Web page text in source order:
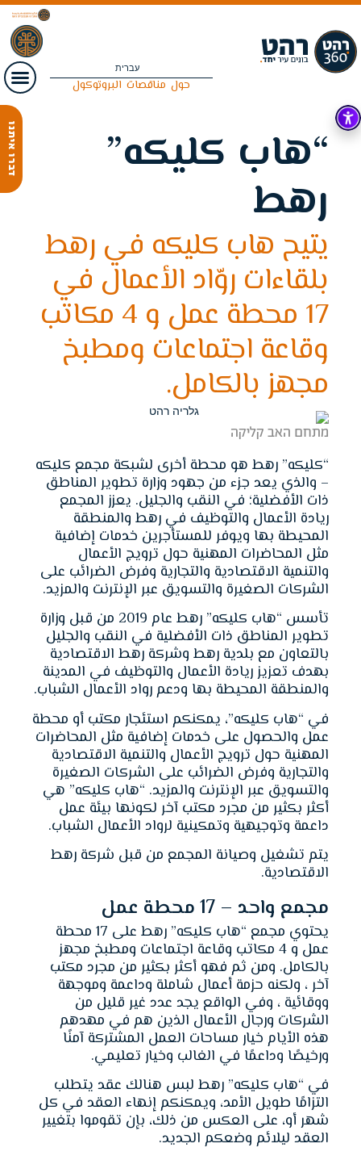
עברית
حول مناقصات البروتوكول
“هاب كليكه”
رهط
يتيح هاب كليكه في رهط
بلقاءات روّاد الأعمال في
17 محطة عمل و 4 مكاتب
وقاعة اجتماعات ومطبخ
مجهز بالكامل.
מתחם האב קליקה
“كليكه” رهط هو محطة أخرى لشبكة مجمع كليكه
– والذي يعد جزء من جهود وزارة تطوير المناطق
ذات الأفضلية؛ في النقب والجليل. يعزز المجمع
ريادة الأعمال والتوظيف في رهط والمنطقة
المحيطة بها ويوفر للمستأجرين خدمات إضافية
مثل المحاضرات المهنية حول ترويج الأعمال
والتنمية الاقتصادية والتجارية وفرض الضرائب على
الشركات الصغيرة والتسويق عبر الإنترنت والمزيد.
تأسس “هاب كليكه” رهط عام 2019 من قبل وزارة
تطوير المناطق ذات الأفضلية في النقب والجليل
بالتعاون مع بلدية رهط وشركة رهط الاقتصادية
بهدف تعزيز ريادة الأعمال والتوظيف في المدينة
والمنطقة المحيطة بها ودعم رواد الأعمال الشباب.
في “هاب كليكه”، يمكنكم استئجار مكتب أو محطة
عمل والحصول على خدمات إضافية مثل المحاضرات
المهنية حول ترويج الأعمال والتنمية الاقتصادية
والتجارية وفرض الضرائب على الشركات الصغيرة
والتسويق عبر الإنترنت والمزيد. “هاب كليكه” هي
أكثر بكثير من مجرد مكتب آخر لكونها بيئة عمل
داعمة وتوجيهية وتمكينية لرواد الأعمال الشباب.
يتم تشغيل وصيانة المجمع من قبل شركة رهط
الاقتصادية.
مجمع واحد – 17 محطة عمل
يحتوي مجمع “هاب كليكه” رهط على 17 محطة
عمل و 4 مكاتب وقاعة اجتماعات ومطبخ مجهز
بالكامل. ومن ثم فهو أكثر بكثير من مجرد مكتب
آخر ، ولكنه حزمة أعمال شاملة وداعمة وموجهة
ووقائية ، وفي الواقع يجد عدد غير قليل من
الشركات ورجال الأعمال الذين هم في مهدهم
هذه الأيام خيار مساحات العمل المشتركة آمنًا
ورخيصًا وداعمًا في الغالب وخيار تعليمي.
في “هاب كليكه” رهط لبس هنالك عقد يتطلب
التزامًا طويل الأمد، ويمكنكم إنهاء العقد في كل
شهر أو، على العكس من ذلك، بإن تقوموا بتغيير
العقد ليلائم وضعكم الجديد.
דברו איתנו